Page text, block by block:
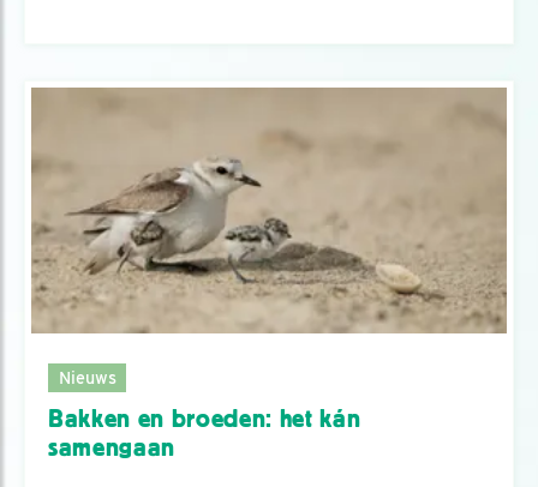
Nieuws
Bakken en broeden: het kán
samengaan